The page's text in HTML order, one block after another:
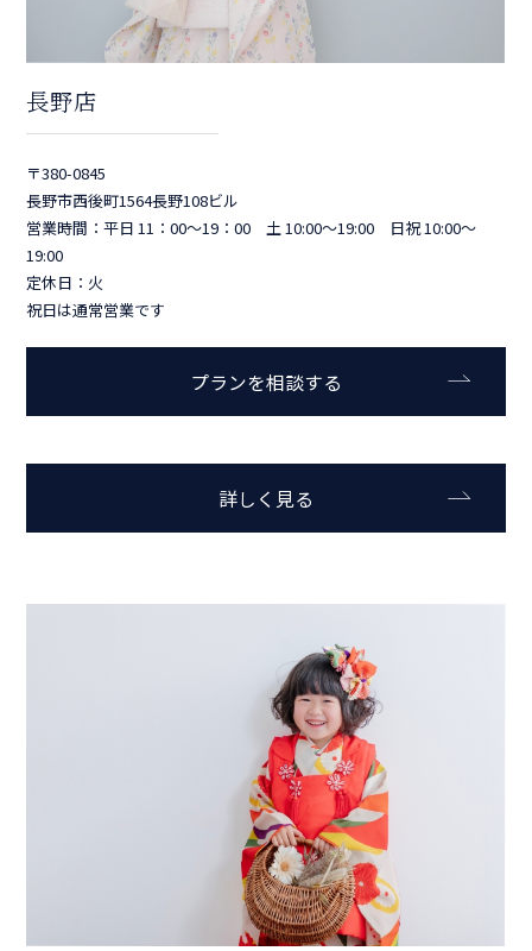
長野店
〒380-0845
長野市西後町1564長野108ビル
営業時間：平日 11：00～19：00 土 10:00～19:00 日祝 10:00～
19:00
定休日：火
祝日は通常営業です
プランを相談する
詳しく見る